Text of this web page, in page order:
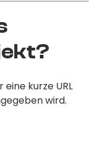
kurze URL
wird.